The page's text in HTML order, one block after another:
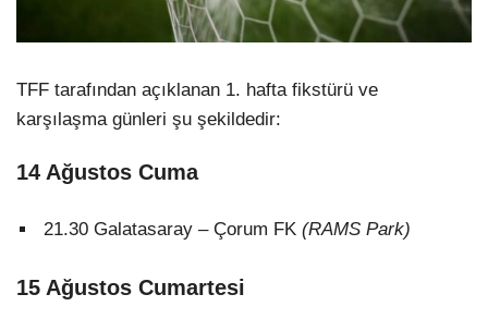
TFF tarafından açıklanan 1. hafta fikstürü ve
karşılaşma günleri şu şekildedir:
14 Ağustos Cuma
21.30 Galatasaray – Çorum FK (RAMS Park)
15 Ağustos Cumartesi